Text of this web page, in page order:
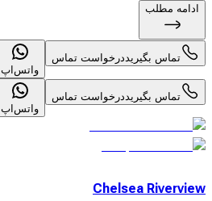
ادامه مطلب
تماس بگیرید درخواست تماس
واتس‌اپ
تماس بگیرید درخواست تماس
واتس‌اپ
Chelsea Riverview